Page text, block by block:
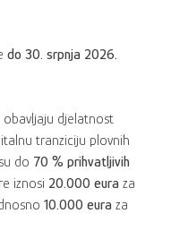
do 30. srpnja 2026.
djelatnost
tranziciju plovnih
do 70 % prihvatljivih
iznosi 20.000 eura za
10.000 eura za